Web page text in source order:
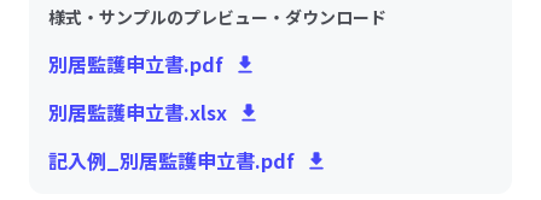
様式・サンプルのプレビュー・ダウンロード
別居監護申立書.pdf
別居監護申立書.xlsx
記入例_別居監護申立書.pdf